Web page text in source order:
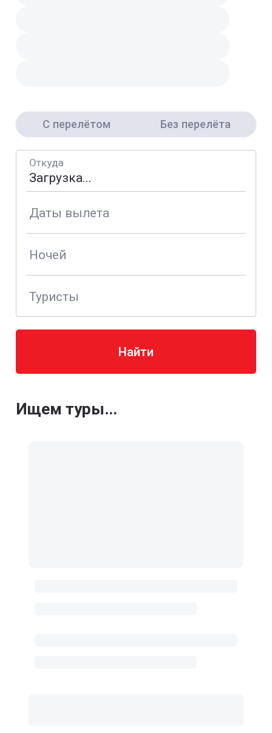
С перелётом Без перелёта
Откуда
Даты вылета
Ночей
Туристы
Найти
Ищем туры...